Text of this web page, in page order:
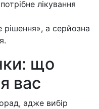
лікування
а серйозна
що
вас
адже вибір